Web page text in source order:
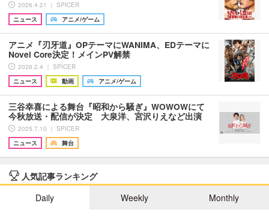
2026.4.21 ｜ SPICER
ニュース
アニメ/ゲーム
アニメ『刃牙道』OPテーマにWANIMA、EDテーマに
Novel Core決定！メインPV解禁
2026.2.4 ｜ SPICER
ニュース
動画 アニメ/ゲーム
三谷幸喜による舞台『昭和から騒ぎ』WOWOWにて
今秋放送・配信が決定 大泉洋、宮沢りえなど出演
2025.7.10 ｜ SPICER
ニュース
舞台
人気記事ランキング
Daily
Weekly Monthly